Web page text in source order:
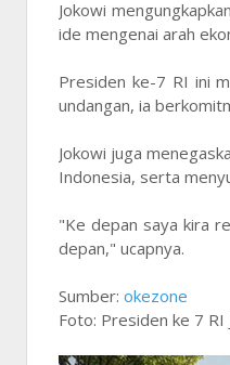
Jokowi
ide mengenai arah
Presiden ke-7 RI ini
undangan, ia
Jokowi juga
Indonesia, serta
"Ke depan saya kira
depan," ucapnya.
Sumber: okezone
Foto: Presiden ke 7